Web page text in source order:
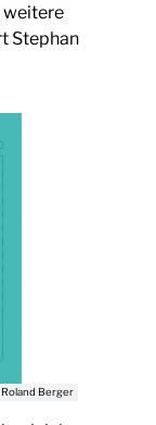
weitere
Stephan
Berger